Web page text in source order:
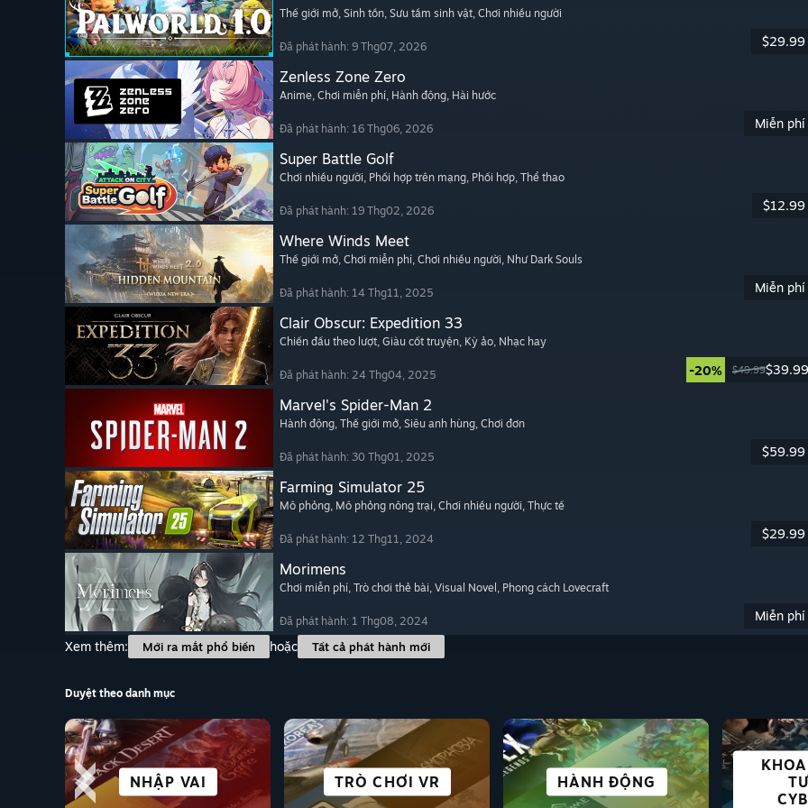
Thế giới mở, Sinh tồn, Sưu tầm sinh vật, Chơi nhiều người
Đã phát hành: 9 Thg07, 2026 $29.99
Zenless Zone Zero
Anime, Chơi miễn phí, Hành động, Hài hước
Đã phát hành: 16 Thg06, 2026 Miễn phí
Super Battle Golf
Chơi nhiều người, Phối hợp trên mạng, Phối hợp, Thể thao
Đã phát hành: 19 Thg02, 2026 $12.99
Where Winds Meet
Thế giới mở, Chơi miễn phí, Chơi nhiều người, Như Dark Souls
Đã phát hành: 14 Thg11, 2025 Miễn phí
Clair Obscur: Expedition 33
Chiến đấu theo lượt, Giàu cốt truyện, Kỳ ảo, Nhạc hay
Đã phát hành: 24 Thg04, 2025 -20% $49.99$39.99
Marvel's Spider-Man 2
Hành động, Thế giới mở, Siêu anh hùng, Chơi đơn
Đã phát hành: 30 Thg01, 2025 $59.99
Farming Simulator 25
Mô phỏng, Mô phỏng nông trại, Chơi nhiều người, Thực tế
Đã phát hành: 12 Thg11, 2024 $29.99
Morimens
Chơi miễn phí, Trò chơi thẻ bài, Visual Novel , Phong cách Lovecraft
Đã phát hành: 1 Thg08, 2024
Miễn phí
Xem thêm:
Mới ra mắt phổ biến hoặc Tất cả phát hành mới
Duyệt theo danh mục
NHẬP VAI TRÒ CHƠI VR HÀNH ĐỘNG
GIÀU CỐT TRUYỆN ĐUA TỐC ĐỘ SINH TỒN
ĐỐI KHÁNG VISUAL NOVEL CHIẾN THUẬT
PHIÊU LƯU ROGUE-LIKE TUYỆT TRÊN DECK